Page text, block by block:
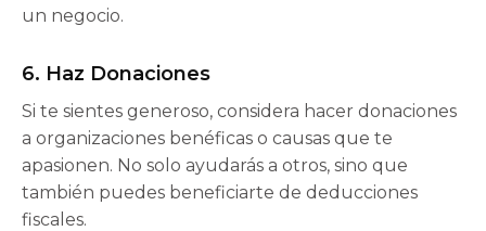
un negocio.
6. Haz Donaciones
Si te sientes generoso, considera hacer donaciones
a organizaciones benéficas o causas que te
apasionen. No solo ayudarás a otros, sino que
también puedes beneficiarte de deducciones
fiscales.